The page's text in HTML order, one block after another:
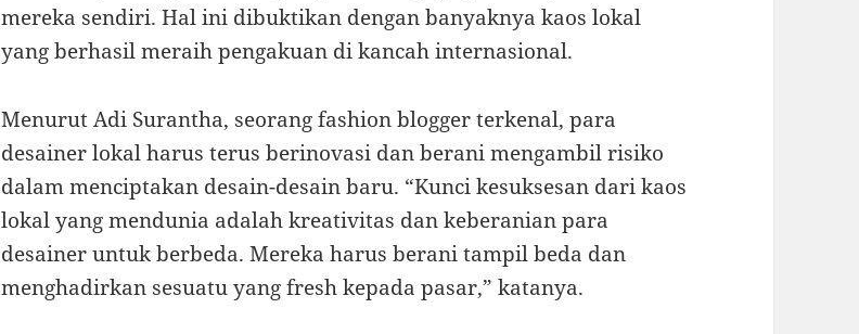
mereka sendiri. Hal ini dibuktikan dengan banyaknya kaos lokal
yang berhasil meraih pengakuan di kancah internasional.
Menurut Adi Surantha, seorang fashion blogger terkenal, para
desainer lokal harus terus berinovasi dan berani mengambil risiko
dalam menciptakan desain-desain baru. “Kunci kesuksesan dari kaos
lokal yang mendunia adalah kreativitas dan keberanian para
desainer untuk berbeda. Mereka harus berani tampil beda dan
menghadirkan sesuatu yang fresh kepada pasar,” katanya.